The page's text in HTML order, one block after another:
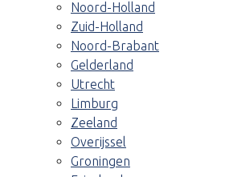
Noord-Holland
Zuid-Holland
Noord-Brabant
Gelderland
Utrecht
Limburg
Zeeland
Overijssel
Groningen